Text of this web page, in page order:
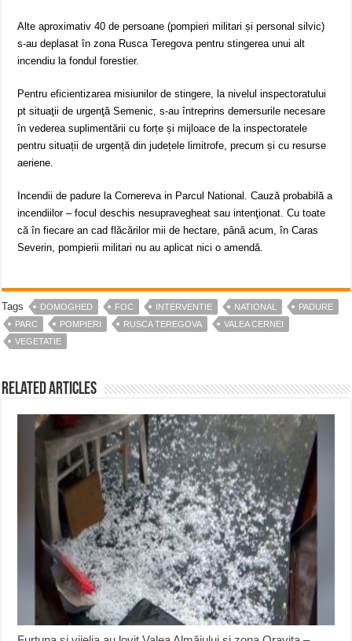
Alte aproximativ 40 de persoane (pompieri militari și personal silvic)
s-au deplasat în zona Rusca Teregova pentru stingerea unui alt
incendiu la fondul forestier.
Pentru eficientizarea misiunilor de stingere, la nivelul inspectoratului
pt situaţii de urgenţă Semenic, s-au întreprins demersurile necesare
în vederea suplimentării cu forțe și mijloace de la inspectoratele
pentru situații de urgență din județele limitrofe, precum și cu resurse
aeriene.
Incendii de padure la Cornereva in Parcul National. Cauză probabilă a
incendiilor – focul deschis nesupravegheat sau intenţionat. Cu toate
că în fiecare an cad flăcărilor mii de hectare, până acum, în Caras
Severin, pompierii militari nu au aplicat nici o amendă.
Tags DOMOGHED FOC INTERVENTIE NATIONAL
PADURE
PARC
POMPIERI RUSCA TEREGOVA
VALEA CERNEI
VEGETATIE
Related Articles